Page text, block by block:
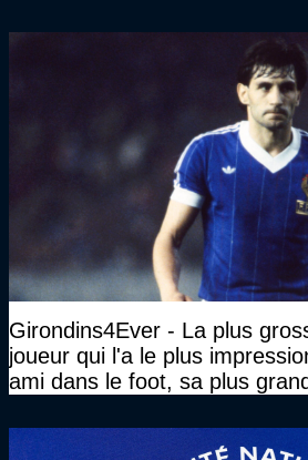
Girondins4Ever - La plus
joueur qui l'a le plus
ami dans le foot, sa plus